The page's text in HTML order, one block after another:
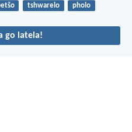
tshwarelo pholo
go latela!